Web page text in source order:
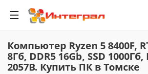
Компьютер Ryzen 5 8400F,
8Гб, DDR5 16Gb, SSD 1000Гб,
2057B. Купить ПК в Томске